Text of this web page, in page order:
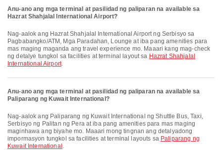
Anu-ano ang mga terminal at pasilidad ng paliparan na available sa
Hazrat Shahjalal International Airport?
Nag-aalok ang Hazrat Shahjalal International Airport ng Serbisyo sa
Pagbabangko/ATM, Mga Paradahan, Lounge at iba pang amenities para
mas maging maganda ang travel experience mo. Maaari kang mag-check
ng detalye tungkol sa facilities at terminal layout sa Hazrat Shahjalal
International Airport.
Anu-ano ang mga terminal at pasilidad ng paliparan na available sa
Paliparang ng Kuwait International?
Nag-aalok ang Paliparang ng Kuwait International ng Shuttle Bus, Taxi,
Serbisyo ng Palitan ng Pera at iba pang amenities para mas maging
maginhawa ang biyahe mo. Maaari mong tingnan ang detalyadong
impormasyon tungkol sa facilities at terminal layouts sa Paliparang ng
Kuwait International .